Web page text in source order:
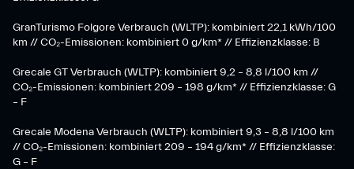
GranTurismo Folgore Verbrauch (WLTP): kombiniert 22,1 kWh/100
km // CO₂-Emissionen: kombiniert 0 g/km* // Effizienzklasse: B
Grecale GT Verbrauch (WLTP): kombiniert 9,2 – 8,8 l/100 km //
CO₂-Emissionen: kombiniert 209 – 198 g/km* // Effizienzklasse: G
– F
Grecale Modena Verbrauch (WLTP): kombiniert 9,3 – 8,8 l/100 km
// CO₂-Emissionen: kombiniert 209 – 194 g/km* // Effizienzklasse:
G – F